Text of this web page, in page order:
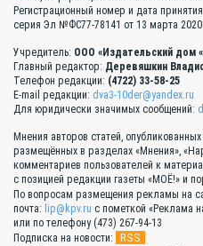
Регистрационный номер и дата
серия Эл №ФС77-78141 от 13 марта 2020
Учредитель: ООО «Издательский дом
Главный редактор: Деревяшкин
Телефон редакции: (4722) 33-58-25
E-mail редакции: dva3-10der@yandex.ru
Для юридически значимых сообщений:
Мнения авторов статей,
размещённых в разделах «Мнения»,
комментариев пользователей к
с позицией редакции газеты «МОЁ!» и
По вопросам размещения рекламы на
почта: lip@kpv.ru с пометкой «Реклама
или по телефону (473) 267-94-13
Подписка на новости:
RSS